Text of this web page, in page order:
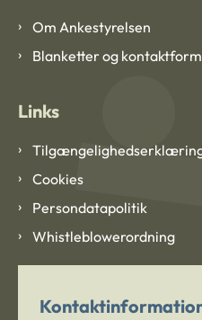
Om Ankestyrelsen
Blanketter og
Links
Cookies
Persondatapolitik
Whistleblowerordning